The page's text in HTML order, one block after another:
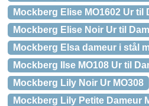
Mockberg Elise MO1602 Ur til
Mockberg Elise Noir Ur til
Mockberg Elsa dameur i stål
Mockberg Ilse MO108 Ur til
Mockberg Lily Noir Ur MO308
Mockberg Lily Petite Dameur